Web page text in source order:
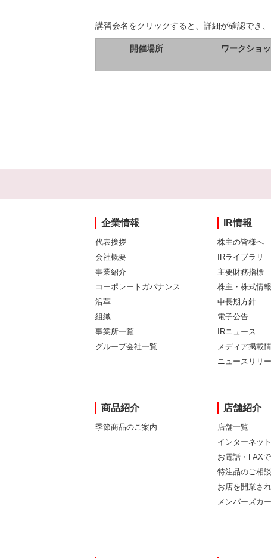
講習会名をクリックすると、詳細が確認でき、
開催場所 ワークショ
企業情報
代表挨拶
会社概要
事業紹介
コーポレートガバナンス
沿革
組織
事業所一覧
グループ会社一覧
IR情報
株主の皆様へ
IRライブラリ
主要財務指標
株主・株式情報
中長期方針
電子公告
IRニュース
メディア掲載
ニュースリリ
商品紹介
季節商品のご案内
店舗紹介
店舗一覧
インターネッ
お電話・FAX
特注品のご相
お店を開業さ
メンバーズカ